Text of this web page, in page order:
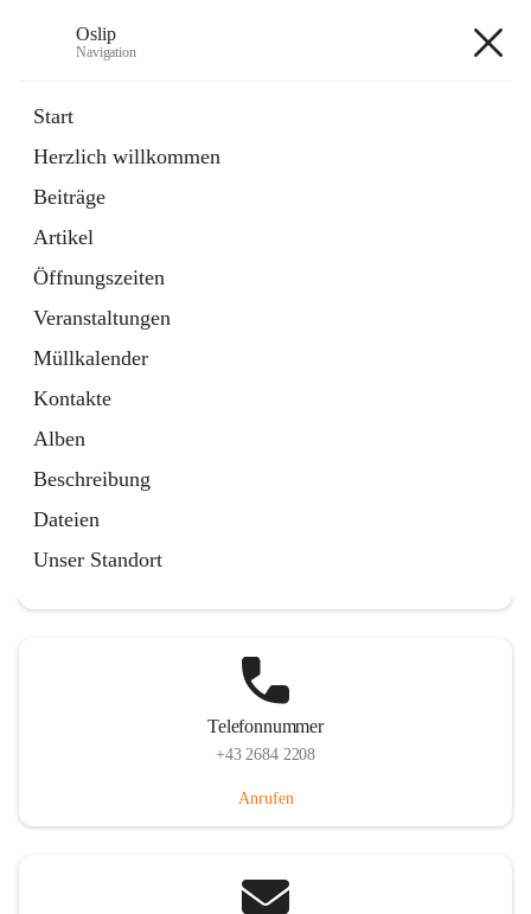
Oslip
Navigation
Start
Herzlich willkommen
Beiträge
Artikel
Öffnungszeiten
Veranstaltungen
Müllkalender
Kontakte
Alben
Beschreibung
Dateien
Unser Standort
Externe Webseite
in
Tab
Bundeskanzleramt Österreich
Externe Webseite
öffnet
in
neuem
Tab
Telefonnummer
+43 2684 2208
Anrufen